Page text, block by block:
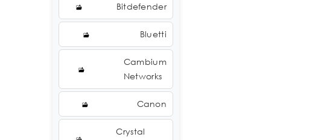
Bitdefender
Bluetti
Cambium
Networks
Canon
Crystal